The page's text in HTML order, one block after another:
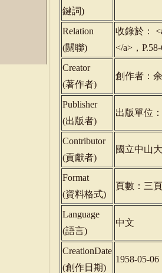
鍵詞)
Relation
(關聯)
收錄於：
</a>，
Creator
(著作者)
創作者：
Publisher
(出版者)
出版單位
Contributor
(貢獻者)
國立中山
Format
(資料格式)
頁數：三頁
Language
(語言)
中文
CreationDate
(創作日期)
1958-05-06